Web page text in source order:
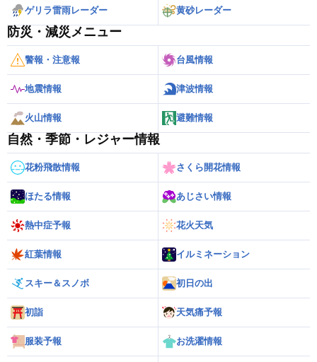
ゲリラ雷雨レーダー 黄砂レーダー
防災・減災メニュー
警報・注意報 台風情報
地震情報 津波情報
火山情報 避難情報
自然・季節・レジャー情報
花粉飛散情報 さくら開花情報
ほたる情報 あじさい情報
熱中症予報 花火天気
紅葉情報 イルミネーション
スキー＆スノボ 初日の出
初詣 天気痛予報
服装予報 お洗濯情報